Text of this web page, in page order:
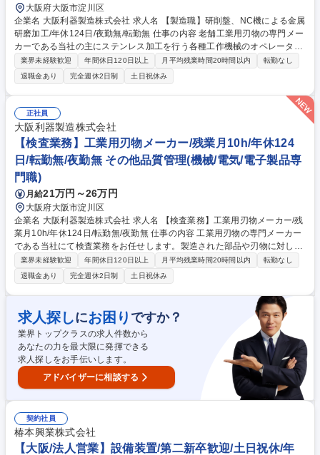
大阪府大阪市淀川区
企業名 大阪利器製造株式会社 求人名 【製造職】研削盤、NC機による金属
研磨加工/年休124日/夜勤無/転勤無 仕事の内容 老舗工業用刃物の専門メー
カーである当社の主にステンレス加工を行う各種工作機械のオペレーター
業務をご担当いただきます。ご入社後、主に操作していただく工作機械は
平面研削盤、NC機となります。 当社の刃物は高精度な工業製品という位
置づけのため、細やかな加工技術が必要となり、専門スキルを身に付ける
ことが可能です。多品種少量生産のため流れ作業はなく、ひとつひとつや
りがいがあります。 入社後はOJT形式による研修フォローがあるため、ご
安心ください。 募集職種 【製造職】研削盤、NC機による金属研磨加工/年
休124日/夜勤無/転勤無
業界未経験歓迎 年間休日120日以上 月平均残業時間20時間以内
転勤なし
退職金あり
完全週休2日制 土日祝休み
正社員
大阪利器製造株式会社
【検査業務】工業用刃物メーカー/残業月10h/年休124
日/転勤無/夜勤無 その他品質管理(機械/電気/電子製品専
門職)
月給21万円～26万円
大阪府大阪市淀川区
企業名 大阪利器製造株式会社 求人名 【検査業務】工業用刃物メーカー/残
業月10h/年休124日/転勤無/夜勤無 仕事の内容 工業用刃物の専門メーカー
である当社にて検査業務をお任せします。製造された部品や刃物に対して
マイクロメーターやノギスを用い、精密測定や図面と実物を照合、規格通
りか判定し記録・管理いただきます。 【主な業務】 寸法検査、図面照
合・判定、検査記録作成、梱包 当社の刃物は高精度な工業製品という位置
づけのため、細やかな加工技術が必要となります。多品種少量生産のため
流れ作業はなく、ひとつひとつやりがいがあります。 入社後はOJT形式に
よる研修フォローがあるため、ご安心ください。 募集職種 【検査業務】
工業用刃物メーカー/残業月10h/年休124日/転勤無/夜勤無
業界未経験歓迎 年間休日120日以上 月平均残業時間20時間以内
転勤なし
退職金あり
完全週休2日制 土日祝休み
求人探しにお困り ですか？
業界トップクラスの求人件数から
あなたの力を最大限に発揮できる
求人探しをお手伝いします。
アドバイザーに相談する
契約社員
椿本興業株式会社
【大阪/法人営業】設備装置/第二新卒歓迎/土日祝休/年